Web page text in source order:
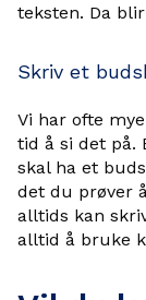
teksten. Da
Skriv et
Vi har ofte
tid å si det på.
skal ha et
det du prøver
alltids kan
alltid å bruke